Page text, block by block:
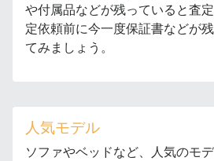
や付属品などが残っていると査
定依頼前に今一度保証書などが
てみましょう。
人気モデル
ソファやベッドなど、人気のモ